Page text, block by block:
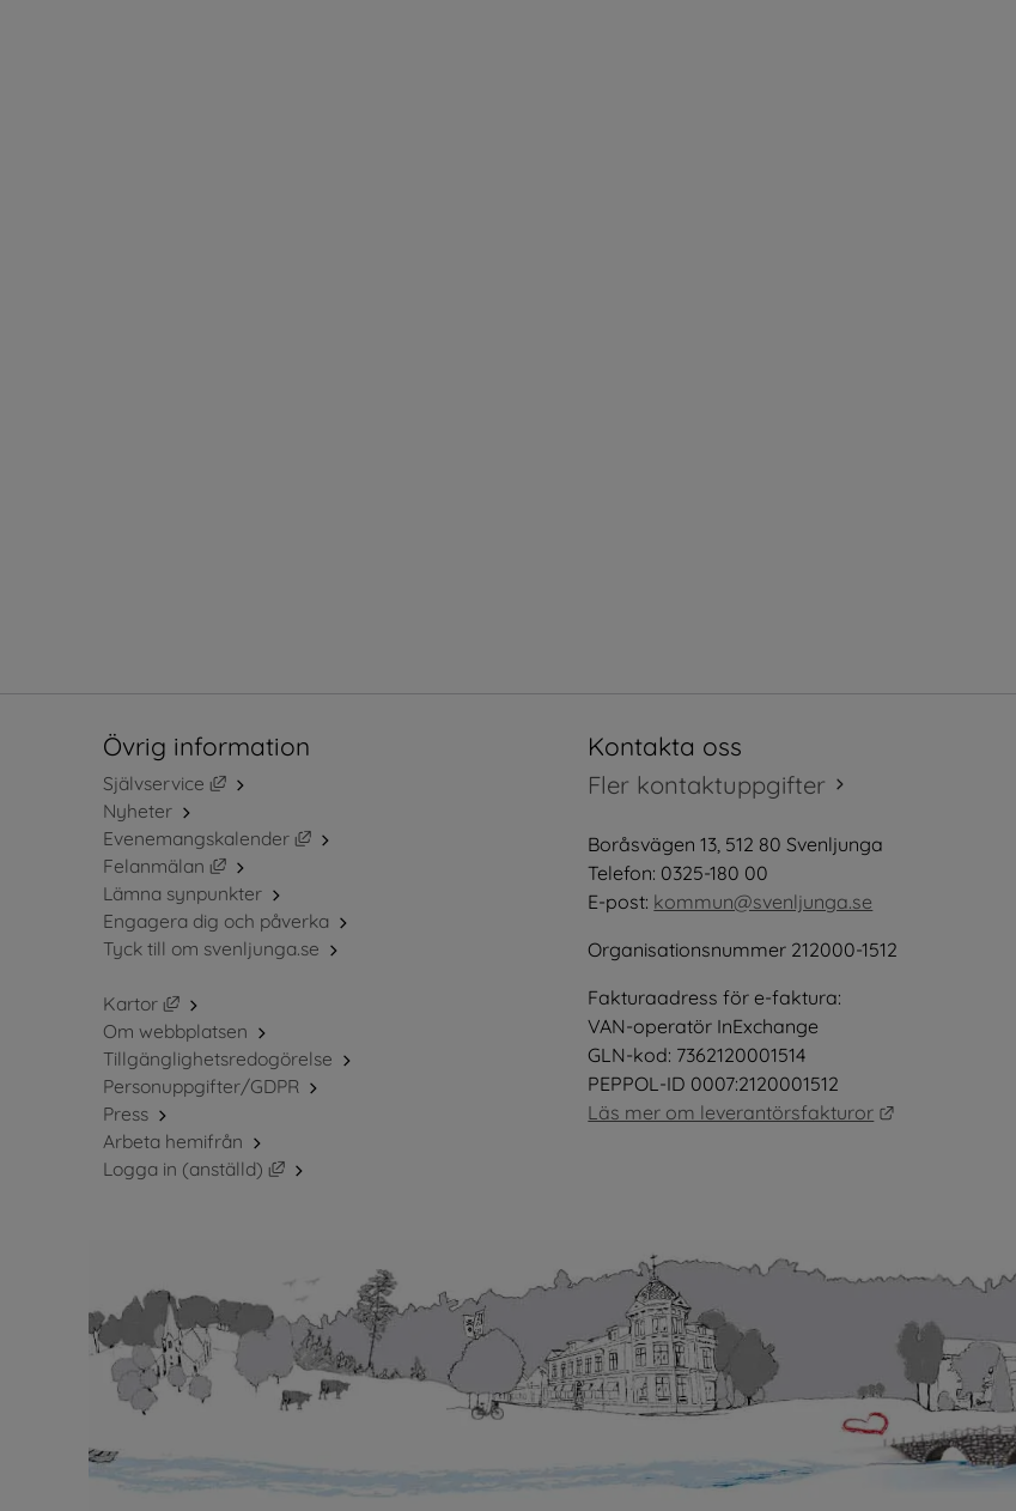
Övrig information
Självservice
Länk till annan webbplats, öppnas i nytt fönster.
Nyheter
Evenemangskalender
Länk till annan webbplats, öppnas i nytt fönster.
Felanmälan
Länk till annan webbplats, öppnas i nytt fönster.
Lämna synpunkter
Engagera dig och påverka
Tyck till om svenljunga.se
Kartor
Länk till annan webbplats, öppnas i nytt fönster.
Om webbplatsen
Tillgänglighetsredogörelse
Personuppgifter/GDPR
Press
Arbeta hemifrån
Logga in (anställd)
Länk till annan webbplats, öppnas i nytt fönster.
Kontakta oss
Fler kontaktuppgifter
Boråsvägen 13, 512 80 Svenljunga
Telefon: 0325-180 00
E-post: kommun@svenljunga.se
Organisationsnummer 212000-1512
Fakturaadress för e-faktura:
VAN-operatör InExchange
GLN-kod: 7362120001514
PEPPOL-ID 0007:2120001512
Läs mer om leverantörsfakturor